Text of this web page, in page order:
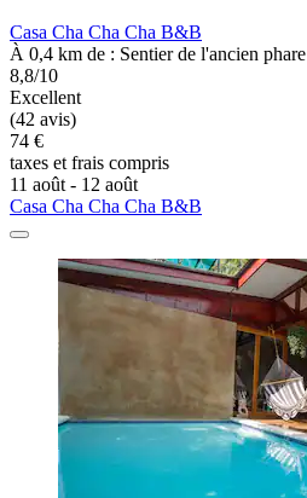
Casa Cha Cha Cha B&B
À 0,4 km de : Sentier de l'ancien phare
8,8/10
Excellent
(42 avis)
74 €
taxes et frais compris
11 août - 12 août
Casa Cha Cha Cha B&B